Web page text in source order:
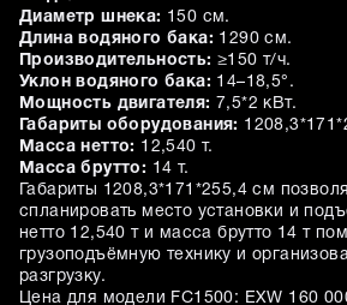
Диаметр шнека: 150 см.
Длина водяного бака: 1290 см.
Производительность: ≥150 т/ч.
Уклон водяного бака: 14–18,5°.
Мощность двигателя:
7,5*2 кВт.
Габариты оборудования:
Масса нетто: 12,540 т.
Масса брутто: 14 т.
Габариты 1208,3*171*255,4 см
спланировать место установки и
нетто 12,540 т и масса брутто 14 т
грузоподъёмную технику и
разгрузку.
Цена для модели FC1500: EXW 160